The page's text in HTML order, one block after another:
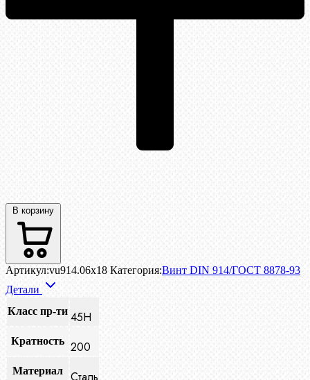
В корзину
Артикул:vu914.06x18 Категория:Винт DIN 914/ГОСТ 8878-93
Детали
Класс пр-ти 45H
Кратность 200
Материал